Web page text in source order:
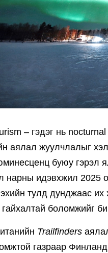
– гэдэг нь
аялал жуулчлалыг
буюу гэрэл
нарны идэвхжил 2025
тулд дунджаас их
гайхалтай боломжийг
Trailfinders
газраар